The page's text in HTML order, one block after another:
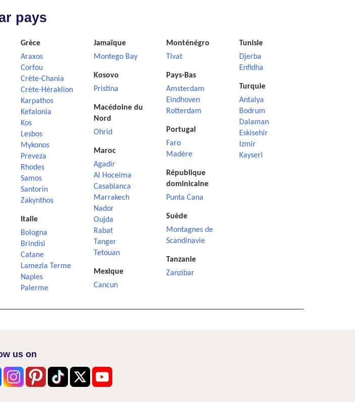
pays
Grèce
Araxos
Corfou
Crète-Chania
Crète-Héraklion
Karpathos
Kefalonia
Kos
Lesbos
Mykonos
Preveza
Rhodes
Samos
Santorin
Zakynthos
Italie
Bologna
Brindisi
Catane
Lamezia Terme
Naples
Palerme
Jamaïque
Montego Bay
Kosovo
Pristina
Macédoine du
Nord
Ohrid
Maroc
Agadir
Al Hoceima
Casablanca
Marrakech
Nador
Oujda
Rabat
Tanger
Tetouan
Mexique
Cancun
Monténégro
Tivat
Pays-Bas
Amsterdam
Eindhoven
Rotterdam
Portugal
Faro
Madère
République
dominicaine
Punta Cana
Suède
Montagnes de
Scandinavie
Tanzanie
Zanzibar
Tunisie
Djerba
Enfidha
Turquie
Antalya
Bodrum
Dalaman
Eskisehir
Izmir
Kayseri
us on